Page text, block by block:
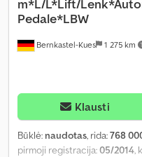
Bernkastel-Kues 1 275 km
m*L/L*Lift/
Pedale*LBW
Klausti
Būklė: naudotas, rida:768
pirmoji registracija:05/2014